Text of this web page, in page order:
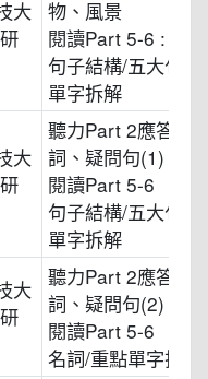
大
物、風景
閱讀Part 5-6 :
句子結構/五大句型
單字拆解
大
聽力Part 2應答問
詞、疑問句(1)
閱讀Part 5-6
句子結構/五大句型
單字拆解
大
聽力Part 2應答問
詞、疑問句(2)
閱讀Part 5-6
名詞/重點單字拆解